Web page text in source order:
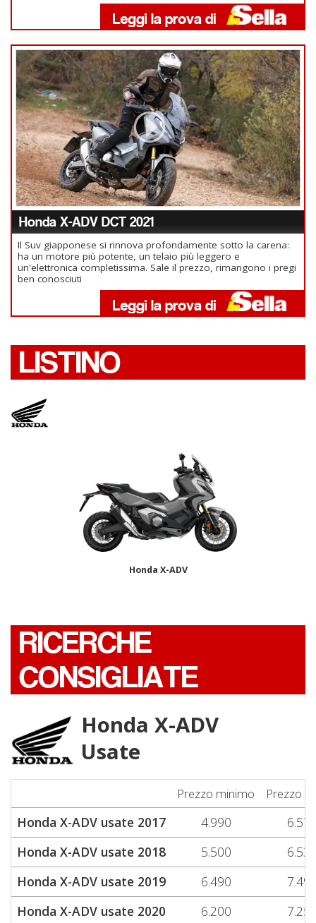
Honda X-ADV DCT 2021
Il Suv giapponese si rinnova profondamente sotto la carena:
ha un motore più potente, un telaio più leggero e
un'elettronica completissima. Sale il prezzo, rimangono i pregi
ben conosciuti
LISTINO
Honda X-ADV
RICERCHE
CONSIGLIATE
Honda X-ADV
Usate
Prezzo minimo Prezzo
Honda X-ADV usate 2017 4.990
Honda X-ADV usate 2018
5.500
Honda X-ADV usate 2019
6.490
Honda X-ADV usate 2020
6.200